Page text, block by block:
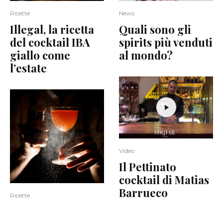
Ricette
Illegal, la ricetta
del cocktail IBA
giallo come
l’estate
Ricette
News
Quali sono gli
spirits più venduti
al mondo?
Video
Il Pettinato
cocktail di Matias
Barrueco